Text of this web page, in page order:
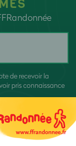
de recevoir la
pris connaissance